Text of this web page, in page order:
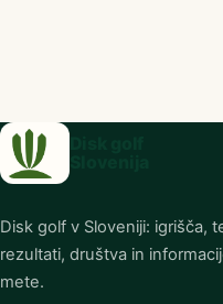
Disk golf v Sloveniji: igrišča,
rezultati, društva in
mete.